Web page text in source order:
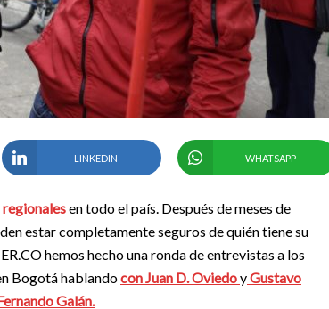
LINKEDIN WHATSAPP
en todo el país. Después de meses de
estar completamente seguros de quién tiene su
hemos hecho una ronda de entrevistas a los
Bogotá hablandocon Juan D. OviedoyGustavo
Galán.